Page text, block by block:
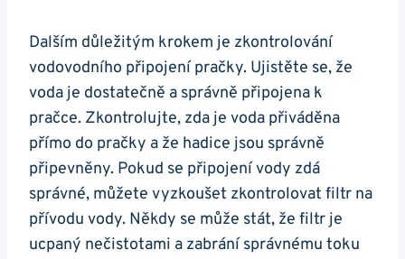
Dalším důležitým krokem je zkontrolování
vodovodního připojení ‍pračky. Ujistěte‍ se,⁣ že
voda je dostatečně a správně připojena k
pračce. Zkontrolujte, zda je voda přiváděna
přímo do pračky a že hadice‍ jsou správně
připevněny. Pokud‌ se připojení vody zdá
správné, můžete ⁢vyzkoušet zkontrolovat filtr na⁤
přívodu vody. Někdy ‌se může stát, že filtr je
ucpaný nečistotami a zabrání správnému toku